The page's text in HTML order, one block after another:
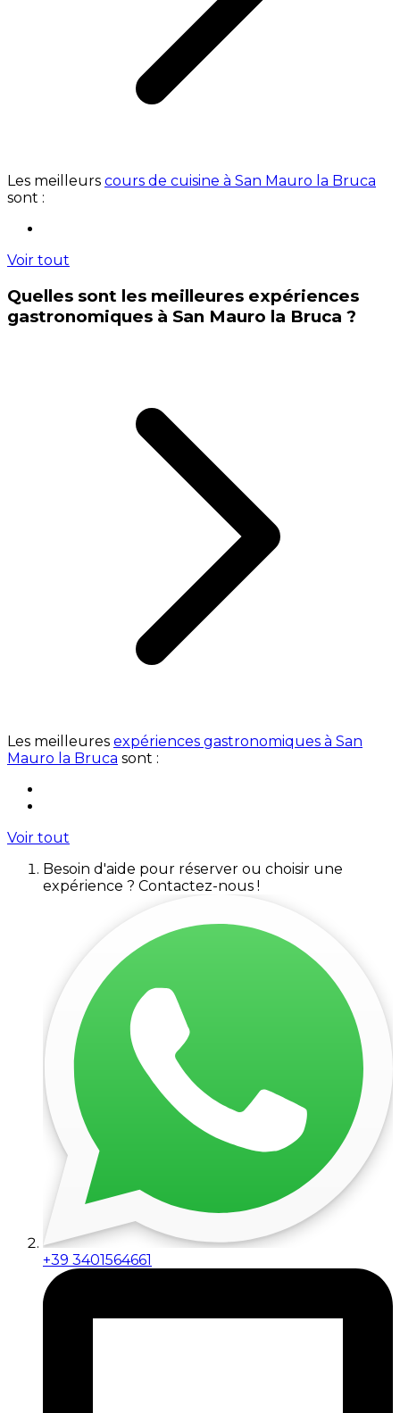
Les meilleurs cours de cuisine à San Mauro la Bruca
sont :
Voir tout
Quelles sont les meilleures expériences
gastronomiques à San Mauro la Bruca ?
Les meilleures expériences gastronomiques à San
Mauro la Bruca sont :
Voir tout
Besoin d'aide pour réserver ou choisir une
expérience ? Contactez-nous !
+39 3401564661